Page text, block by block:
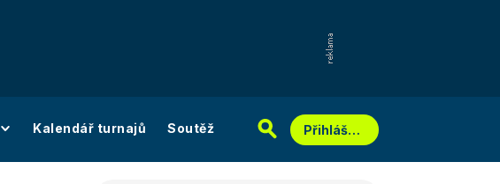
Kalendář turnajů Soutěž Přihlášení